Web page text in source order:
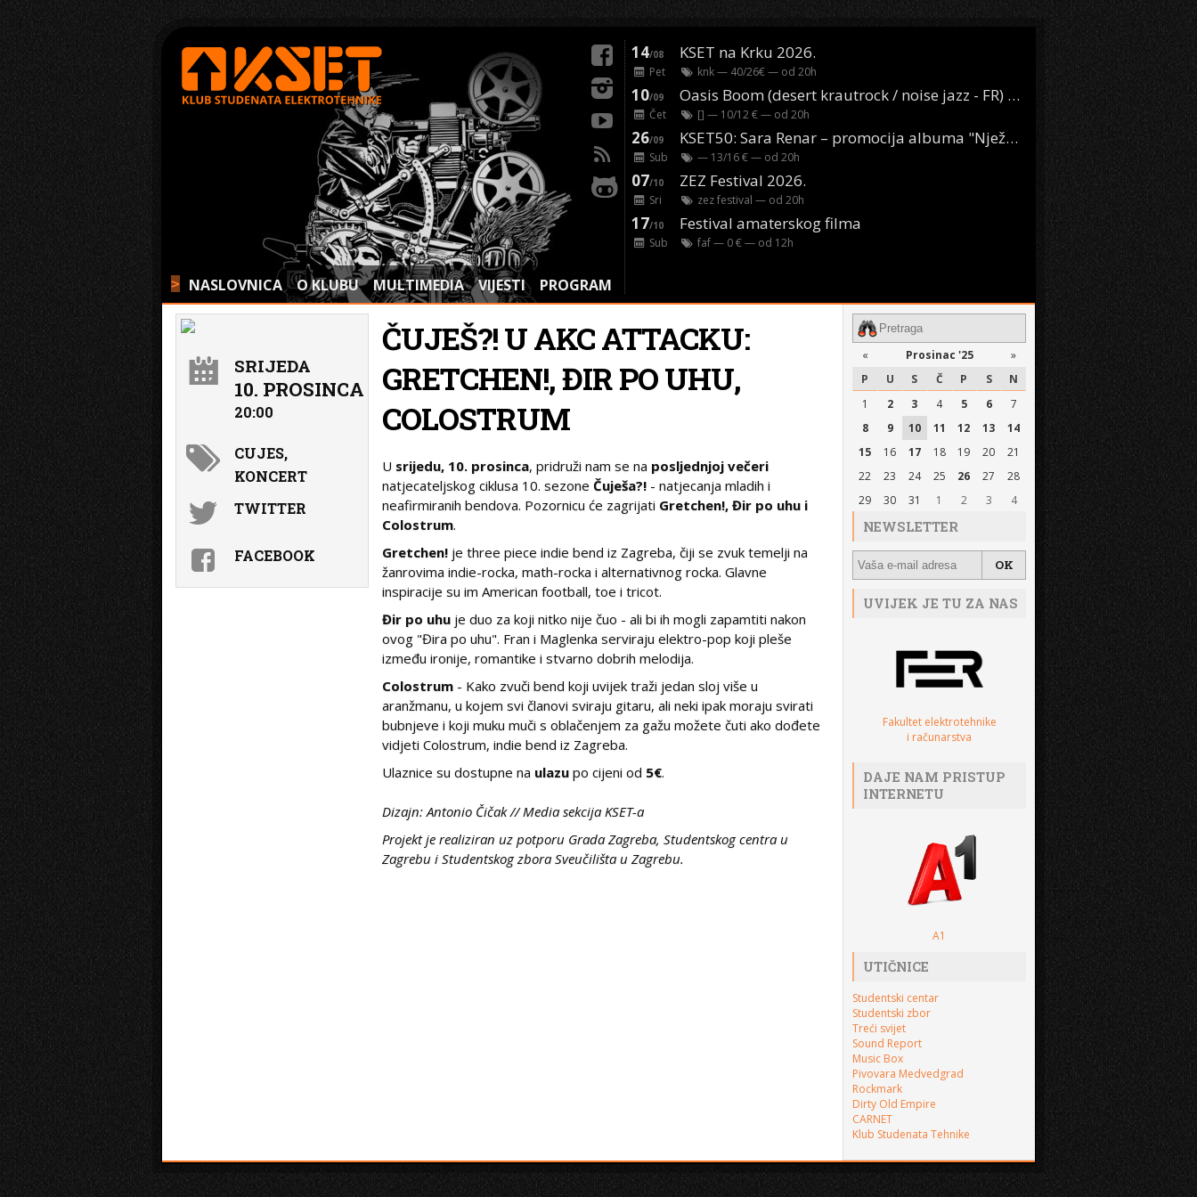
> NASLOVNICA O KLUBU MULTIMEDIA VIJESTI PROGRAM
14/08 KSET na Krku 2026.
Pet knk— 40/26€ — od 20h
10/09 Oasis Boom (desert krautrock / noise jazz - FR) @ KONTEJNER
Čet [] — 10/12 € — od 20h
26/09 KSET50: Sara Renar – promocija albuma "Nježne riječi" @ Močvara
Sub — 13/16 € — od 20h
07/10 ZEZ Festival 2026.
Sri zez festival — od 20h
17/10 Festival amaterskog filma
Sub faf— 0 € — od 12h
ČUJEŠ?! U AKC ATTACKU:
GRETCHEN!, ĐIR PO UHU,
COLOSTRUM
U srijedu, 10. prosinca, pridruži nam se na posljednjoj večeri
natjecateljskog ciklusa 10. sezoneČuješa?! - natjecanja mladih i
neafirmiranih bendova. Pozornicu će zagrijati Gretchen!, Đir po uhu i
Colostrum.
Gretchen! je three piece indie bend iz Zagreba, čiji se zvuk temelji na
žanrovima indie-rocka, math-rocka i alternativnog rocka. Glavne
inspiracije su im American football, toe i tricot.
Đir po uhu je duo za koji nitko nije čuo - ali bi ih mogli zapamtiti nakon
ovog "Đira po uhu". Fran i Maglenka serviraju elektro-pop koji pleše
između ironije, romantike i stvarno dobrih melodija.
Colostrum - Kako zvuči bend koji uvijek traži jedan sloj više u
aranžmanu, u kojem svi članovi sviraju gitaru, ali neki ipak moraju svirati
bubnjeve i koji muku muči s oblačenjem za gažu možete čuti ako dođete
vidjeti Colostrum, indie bend iz Zagreba.
Ulaznice su dostupne na ulazu po cijeni od 5€.
Dizajn: Antonio Čičak // Media sekcija KSET-a
Projekt je realiziran uz potporu Grada Zagreba, Studentskog centra u
Zagrebu i Studentskog zbora Sveučilišta u Zagrebu.
SRIJEDA
10. PROSINCA
20:00
CUJES,
KONCERT
TWITTER
FACEBOOK
« Prosinac '25
»
P
U S Č P S
N
1
2 3 4 5 6
7
8
9 10 11 12 13
14
15
16 17 18 19 20
21
22
23 24 25 26 27
28
29
30 31 1 2 3 4
NEWSLETTER
UVIJEK JE TU ZA NAS
Fakultet elektrotehnike
i računarstva
DAJE NAM PRISTUP
INTERNETU
A1
UTIČNICE
Studentski centar
Studentski zbor
Treći svijet
Sound Report
Music Box
Pivovara Medvedgrad
Rockmark
Dirty Old Empire
CARNET
Klub Studenata Tehnike